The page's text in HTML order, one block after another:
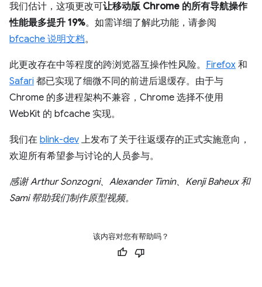
我们估计，这项更改可让移动版 Chrome 的所有导航操作
性能最多提升 19%。如需详细了解此功能，请参阅
bfcache 说明文档。
此更改存在中等程度的跨浏览器互操作性风险。 Firefox 和
Safari 都已实现了细微不同的前进后退缓存。由于与
Chrome 的多进程架构不兼容，Chrome 选择不使用
WebKit 的 bfcache 实现。
我们在 blink-dev 上发布了关于往返缓存的正式实施意向，
欢迎所有希望参与讨论的人员参与。
感谢 Arthur Sonzogni、Alexander Timin、Kenji Baheux 和
Sami 帮助我们制作原型视频。
该内容对您有帮助吗？